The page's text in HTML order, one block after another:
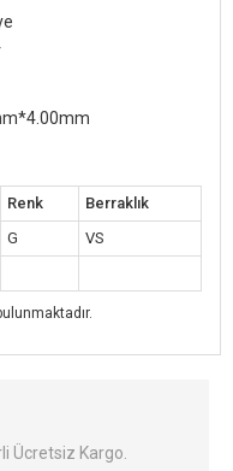
Renk
Berraklık
G
VS
Ücretsiz Kargo.